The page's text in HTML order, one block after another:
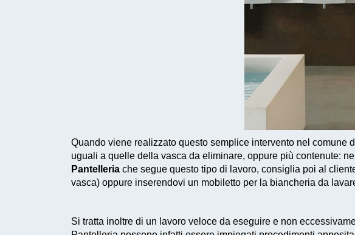
Quando viene realizzato questo semplice intervento nel comune
uguali a quelle della vasca da eliminare, oppure più contenute:
Pantelleria che segue questo tipo di lavoro, consiglia poi al
vasca) oppure inserendovi un mobiletto per la biancheria da
Si tratta inoltre di un lavoro veloce da eseguire e non